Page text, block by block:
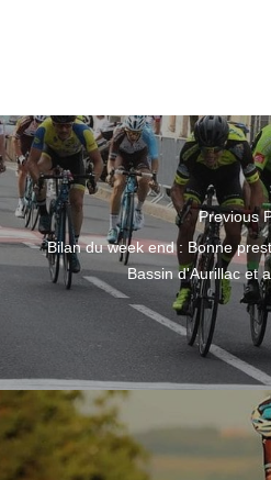
Previous
Bilan du week end : Bonne
Bassin d'Aurillac et